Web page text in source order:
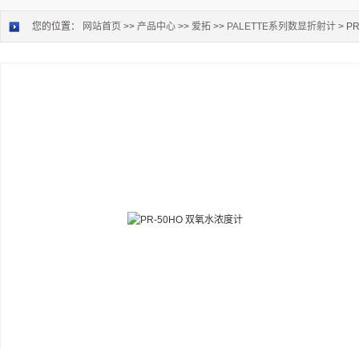
您的位置： 网站首页 >> 产品中心 >> 爱拓 >> PALETTE系列数显折射计 >